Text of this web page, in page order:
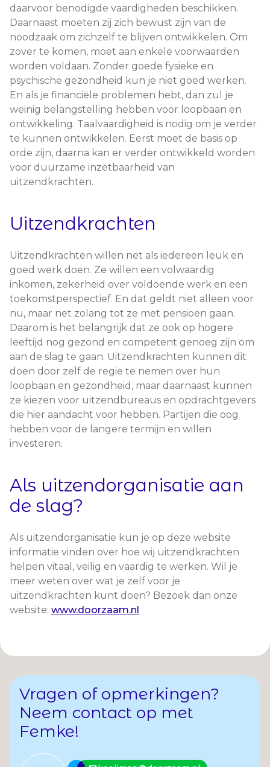
daarvoor benodigde vaardigheden beschikken.
Daarnaast moeten zij zich bewust zijn van de
noodzaak om zichzelf te blijven ontwikkelen. Om
zover te komen, moet aan enkele voorwaarden
worden voldaan. Zonder goede fysieke en
psychische gezondheid kun je niet goed werken.
En als je financiële problemen hebt, dan zul je
weinig belangstelling hebben voor loopbaan en
ontwikkeling. Taalvaardigheid is nodig om je verder
te kunnen ontwikkelen. Eerst moet de basis op
orde zijn, daarna kan er verder ontwikkeld worden
voor duurzame inzetbaarheid van
uitzendkrachten.
Uitzendkrachten
Uitzendkrachten willen net als iedereen leuk en
goed werk doen. Ze willen een volwaardig
inkomen, zekerheid over voldoende werk en een
toekomstperspectief. En dat geldt niet alleen voor
nu, maar net zolang tot ze met pensioen gaan.
Daarom is het belangrijk dat ze ook op hogere
leeftijd nog gezond en competent genoeg zijn om
aan de slag te gaan. Uitzendkrachten kunnen dit
doen door zelf de regie te nemen over hun
loopbaan en gezondheid, maar daarnaast kunnen
ze kiezen voor uitzendbureaus en opdrachtgevers
die hier aandacht voor hebben. Partijen die oog
hebben voor de langere termijn en willen
investeren.
Als uitzendorganisatie aan
de slag?
Als uitzendorganisatie kun je op deze website
informatie vinden over hoe wij uitzendkrachten
helpen vitaal, veilig en vaardig te werken. Wil je
meer weten over wat je zelf voor je
uitzendkrachten kunt doen? Bezoek dan onze
website: www.doorzaam.nl
Vragen of opmerkingen?
Neem contact op met
Femke!